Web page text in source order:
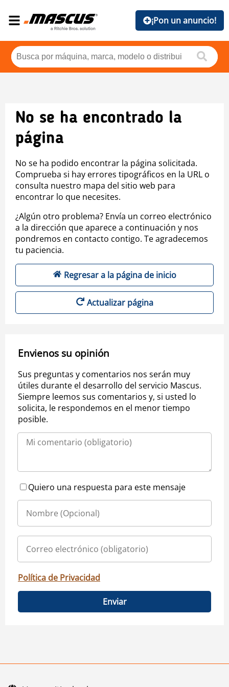
¡Pon un anuncio!
No se ha encontrado la
página
No se ha podido encontrar la página solicitada.
Comprueba si hay errores tipográficos en la URL o
consulta nuestro mapa del sitio web para
encontrar lo que necesites.
¿Algún otro problema? Envía un correo electrónico
a la dirección que aparece a continuación y nos
pondremos en contacto contigo. Te agradecemos
tu paciencia.
Regresar a la página de inicio
Actualizar página
Envienos su opinión
Sus preguntas y comentarios nos serán muy
útiles durante el desarrollo del servicio Mascus.
Siempre leemos sus comentarios y, si usted lo
solicita, le respondemos en el menor tiempo
posible.
Quiero una respuesta para este mensaje
Política de Privacidad
Enviar